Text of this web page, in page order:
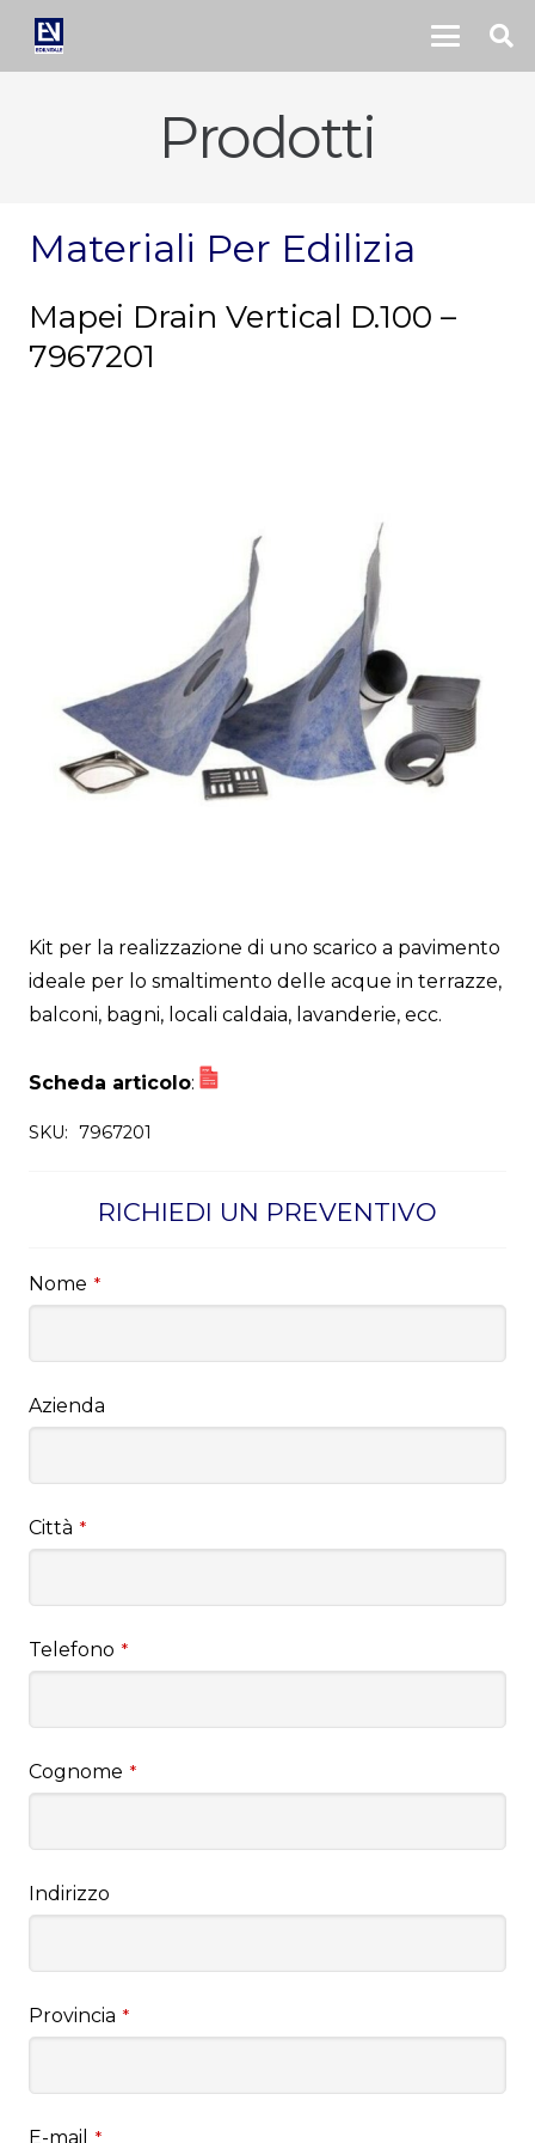
Prodotti
Materiali Per Edilizia
Mapei Drain Vertical D.100 –
7967201
Kit per la realizzazione di uno scarico a pavimento
ideale per lo smaltimento delle acque in terrazze,
balconi, bagni, locali caldaia, lavanderie, ecc.
Scheda articolo:
SKU: 7967201
RICHIEDI UN PREVENTIVO
Nome *
Azienda
Città *
Telefono *
Cognome *
Indirizzo
Provincia *
E-mail *